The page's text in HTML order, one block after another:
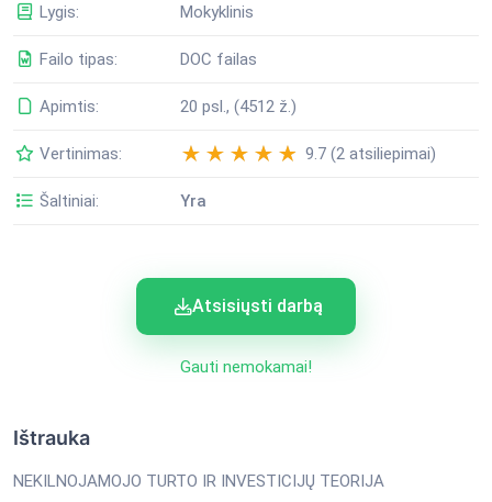
Lygis: Mokyklinis
Failo tipas: DOC failas
Apimtis: 20 psl., (4512 ž.)
Vertinimas: 9.7 (2 atsiliepimai)
Šaltiniai: Yra
Atsisiųsti darbą
Gauti nemokamai!
Ištrauka
NEKILNOJAMOJO TURTO IR INVESTICIJŲ TEORIJA